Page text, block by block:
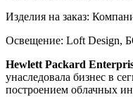
Изделия на заказ:
Освещение: Loft Design,
Hewlett Packard
унаследовала бизнес в
построением облачных